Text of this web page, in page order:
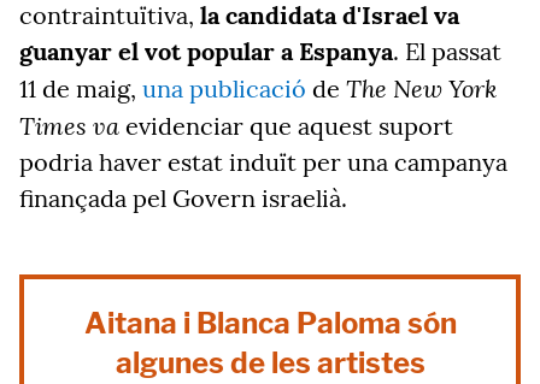
contraintuïtiva, la candidata d'Israel va
guanyar el vot popular a Espanya. El passat
11 de maig, una publicació de The New York
Times va evidenciar que aquest suport
podria haver estat induït per una campanya
finançada pel Govern israelià.
Aitana i Blanca Paloma són
algunes de les artistes